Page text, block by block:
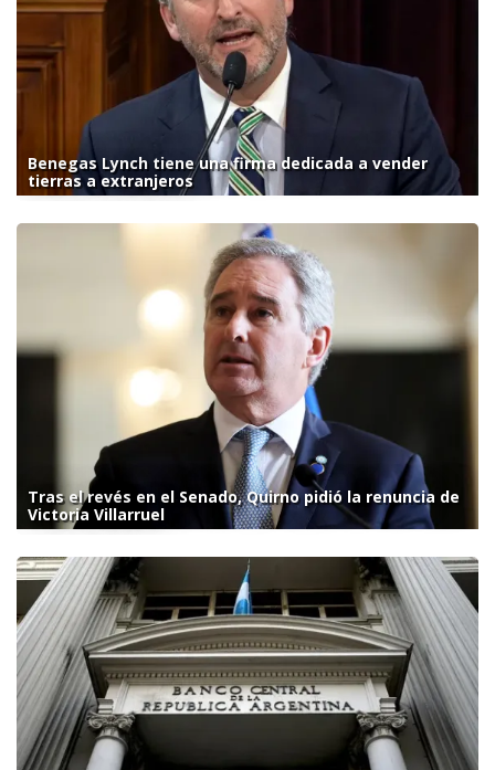
Benegas Lynch tiene una firma dedicada a vender
tierras a extranjeros
Tras el revés en el Senado, Quirno pidió la renuncia de
Victoria Villarruel